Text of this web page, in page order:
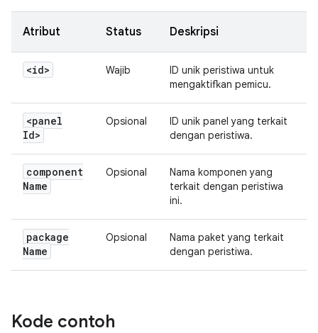
Atribut Status Deskripsi
<id> Wajib
ID unik peristiwa untuk
mengaktifkan pemicu.
<panel
Id>
Opsional
ID unik panel yang terkait
dengan peristiwa.
component
Name
Opsional
Nama komponen yang
terkait dengan peristiwa
ini.
package
Name
Opsional
Nama paket yang terkait
dengan peristiwa.
Kode contoh